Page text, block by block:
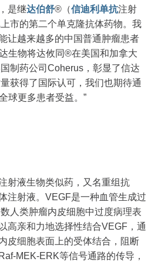
是继达伯舒®（信迪利单抗注射
市的第二个单克隆抗体药物。我
让越来越多的中国普通肿瘤患者
生物将达攸同®在美国和加拿大
制药公司Coherus，彰显了信达
获得了国际认可，我们也期待通
球更多患者受益。”
射液生物类似药，又名重组抗
注射液。VEGF是一种血管生成过
人类肿瘤内皮细胞中过度病理表
高亲和力地选择性结合VEGF，通
皮细胞表面上的受体结合，阻断
MEK-ERK等信号通路的传导，